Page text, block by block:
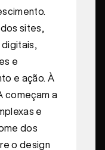
sites,
e
e ação. À
começam a
e
dos
o design